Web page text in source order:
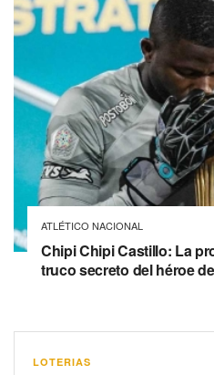
ATLÉTICO NACIONAL
Chipi Chipi Castillo: La
truco secreto del héroe
LOTERIAS